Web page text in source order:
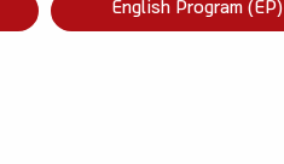
English Program (EP)